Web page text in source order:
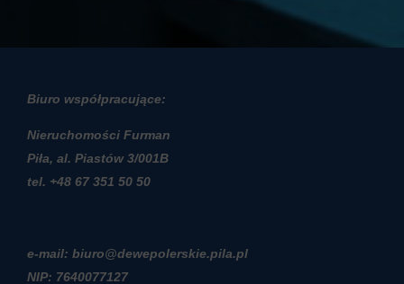
Biuro współpracujące:
Nieruchomości Furman
Piła, al. Piastów 3/001B
tel. +48 67 351 50 50
e-mail: biuro@dewepolerskie.pila.pl
NIP: 7640077127